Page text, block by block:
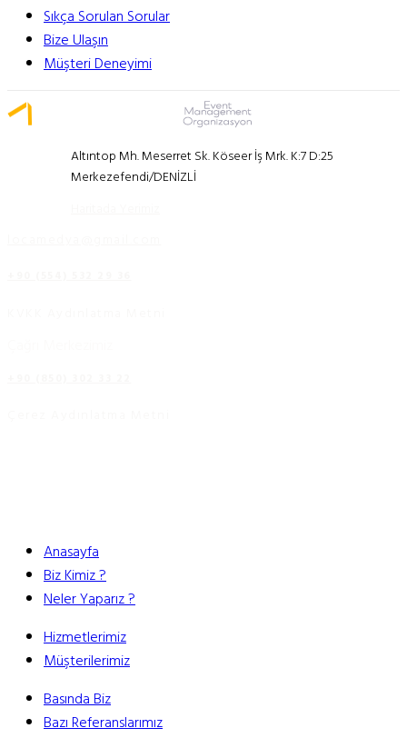
Sıkça Sorulan Sorular
Bize Ulaşın
Müşteri Deneyimi
Altıntop Mh. Meserret Sk. Köseer İş Mrk. K:7 D:25
Merkezefendi/DENİZLİ
Anasayfa
Biz Kimiz ?
Neler Yaparız ?
Hizmetlerimiz
Müşterilerimiz
Basında Biz
Bazı Referanslarımız